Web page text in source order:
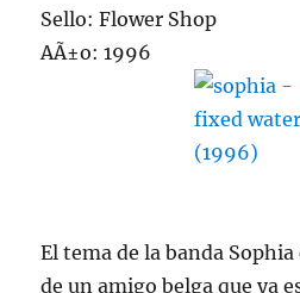
Sello: Flower Shop
AÃ±o: 1996
El tema de la banda
de un amigo belga que ya